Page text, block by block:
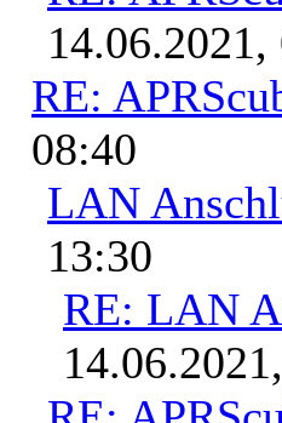
14.06.2021,
RE:
08:40
LAN
13:30
RE: LAN